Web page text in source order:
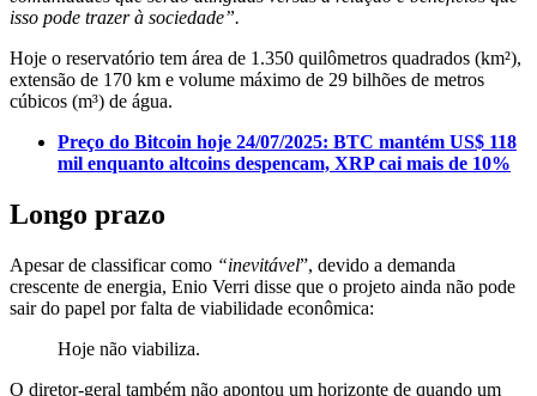
isso pode trazer à sociedade”.
Hoje o reservatório tem área de 1.350 quilômetros quadrados (km²),
extensão de 170 km e volume máximo de 29 bilhões de metros
cúbicos (m³) de água.
Preço do Bitcoin hoje 24/07/2025: BTC mantém US$ 118
mil enquanto altcoins despencam, XRP cai mais de 10%
Longo prazo
Apesar de classificar como “inevitável”, devido a demanda
crescente de energia, Enio Verri disse que o projeto ainda não pode
sair do papel por falta de viabilidade econômica:
Hoje não viabiliza.
O diretor-geral também não apontou um horizonte de quando um